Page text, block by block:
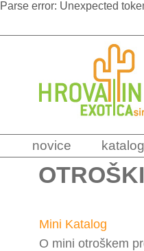
Parse error: Unexpected
novice
Mini Katalog
O mini otroškem